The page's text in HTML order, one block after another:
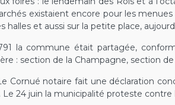
existaient encore pour les
halles et aussi sur la petite place,
la commune était partagée,
: section de la Champagne, section
Cornué notaire fait une déclaration
Le 24 juin la municipalité proteste contre